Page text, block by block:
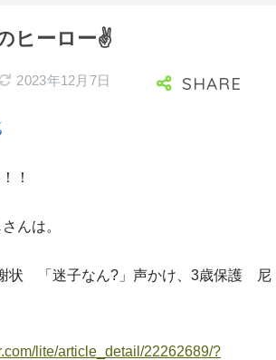
ヒーロー✌️
2023年12月7日
！
んは。
状 「迷子なん?」声かけ、3歳保護 尼
lite/article_detail/22262689/?